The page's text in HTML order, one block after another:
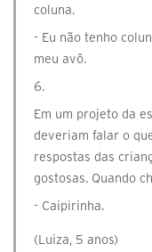
coluna.
- Eu não tenho
meu avô.
6.
Em um projeto da
deveriam falar o
respostas das
gostosas. Quando
- Caipirinha.
(Luiza, 5 anos)